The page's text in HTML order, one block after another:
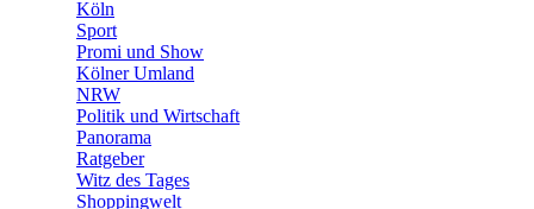
Köln
Sport
Promi und Show
Kölner Umland
NRW
Politik und Wirtschaft
Panorama
Ratgeber
Witz des Tages
Shoppingwelt